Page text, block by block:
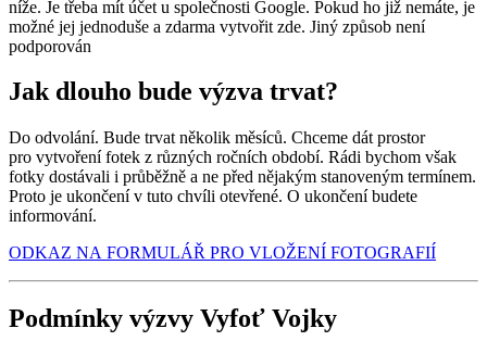
níže. Je třeba mít účet u společnosti Google. Pokud ho již nemáte, je
možné jej jednoduše a zdarma vytvořit zde. Jiný způsob není
podporován
Jak dlouho bude výzva trvat?
Do odvolání. Bude trvat několik měsíců. Chceme dát prostor
pro vytvoření fotek z různých ročních období. Rádi bychom však
fotky dostávali i průběžně a ne před nějakým stanoveným termínem.
Proto je ukončení v tuto chvíli otevřené. O ukončení budete
informování.
ODKAZ NA FORMULÁŘ PRO VLOŽENÍ FOTOGRAFIÍ
Podmínky výzvy Vyfoť Vojky